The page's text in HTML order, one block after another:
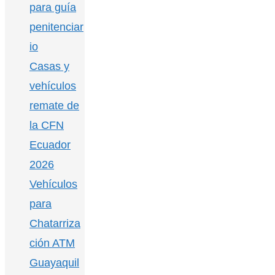
para guía
penitenciar
io
Casas y
vehículos
remate de
la CFN
Ecuador
2026
Vehículos
para
Chatarriza
ción ATM
Guayaquil